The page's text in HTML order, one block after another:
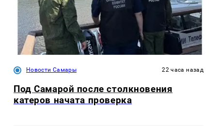
Новости Самары 22 часа назад
Под Самарой после столкновения
катеров начата проверка